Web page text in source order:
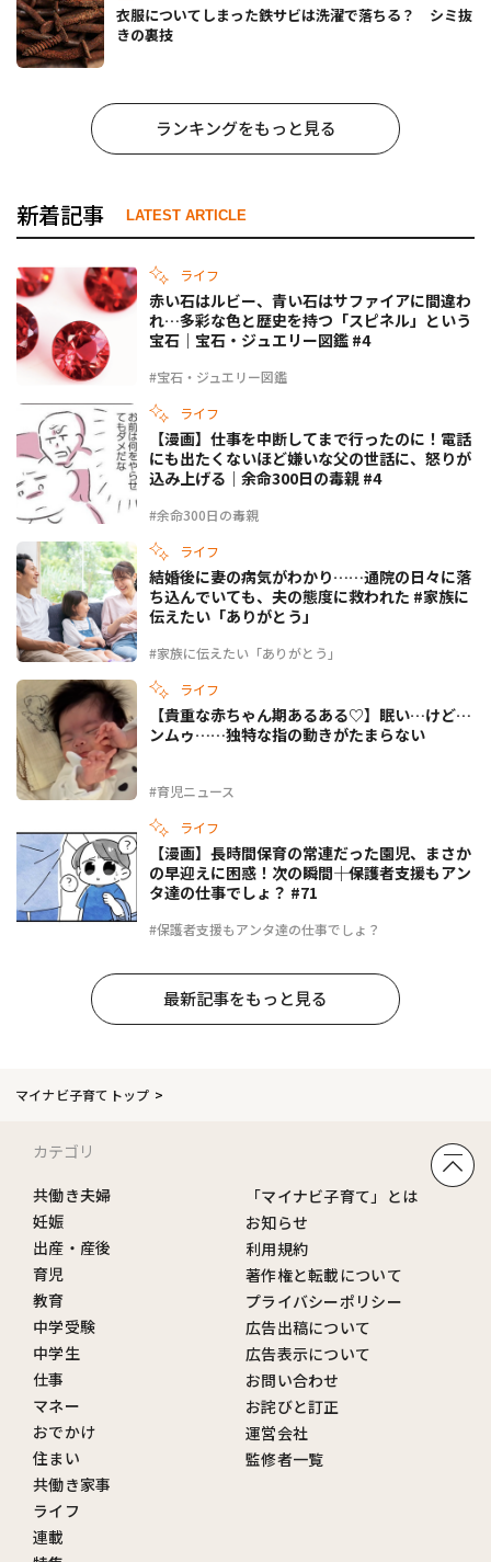
衣服についてしまった鉄サビは洗濯で落ちる？ シミ抜
きの裏技
ランキングをもっと見る
新着記事 LATEST ARTICLE
ライフ
#宝石・ジュエリー図鑑
赤い石はルビー、青い石はサファイアに間違わ
れ…多彩な色と歴史を持つ「スピネル」という
宝石｜宝石・ジュエリー図鑑 #4
ライフ
#余命300日の毒親
【漫画】仕事を中断してまで行ったのに！電話
にも出たくないほど嫌いな父の世話に、怒りが
込み上げる｜余命300日の毒親 #4
ライフ
#家族に伝えたい「ありがとう」
結婚後に妻の病気がわかり……通院の日々に落
ち込んでいても、夫の態度に救われた #家族に
伝えたい「ありがとう」
ライフ
#育児ニュース
【貴重な赤ちゃん期あるある♡】眠い…けど…
ンムゥ……独特な指の動きがたまらない
ライフ
#保護者支援もアンタ達の仕事でしょ？
【漫画】長時間保育の常連だった園児、まさか
の早迎えに困惑！次の瞬間――｜保護者支援もアン
タ達の仕事でしょ？ #71
最新記事をもっと見る
マイナビ子育てトップ
カテゴリ
共働き夫婦
妊娠
出産・産後
育児
教育
中学受験
中学生
仕事
マネー
おでかけ
住まい
共働き家事
ライフ
連載
「マイナビ子育て」とは
お知らせ
利用規約
著作権と転載について
プライバシーポリシー
広告出稿について
広告表示について
お問い合わせ
お詫びと訂正
運営会社
監修者一覧